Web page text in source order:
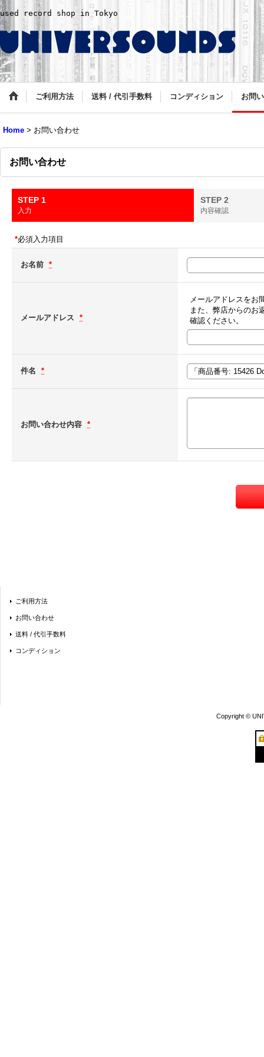
used record shop in Tokyo
ご利用方法 送料 / 代引手数料 コンディション お問
Home > お問い合わせ
お問い合わせ
STEP 1
入力
STEP 2
内容確認
*必須入力項目
お名前 *
メールアドレス *
メールアドレスをお
また、弊店からのお
確認ください。
件名 *
お問い合わせ内容 *
ご利用方法
お問い合わせ
送料 / 代引手数料
コンディション
Copyright ©